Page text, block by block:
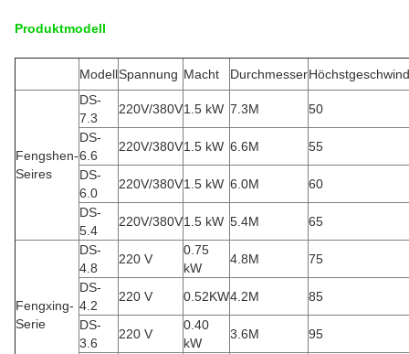
Produktmodell
ModellSpannung Macht Durchmesser
Fengshen-
Seires
DS-
7.3
220V/380V1.5 kW 7.3M
50
DS-
6.6
220V/380V1.5 kW 6.6M
55
DS-
6.0
220V/380V1.5 kW 6.0M
60
DS-
5.4
220V/380V1.5 kW 5.4M 65
Fengxing-
Serie
DS-
4.8
220 V
0.75
kW
4.8M
75
DS-
4.2
220 V 0.52KW4.2M
85
DS-
3.6
220 V
0.40
kW
3.6M
95